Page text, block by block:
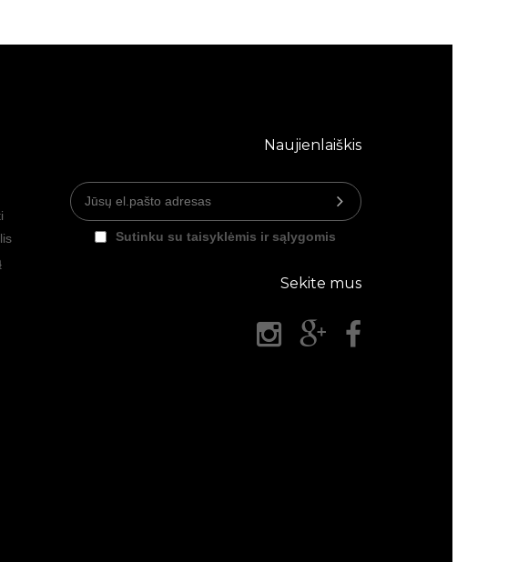
Naujienlaiškis
Sutinku su taisyklėmis ir sąlygomis
Sekite mus